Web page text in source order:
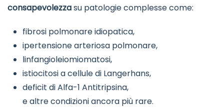
consapevolezzasu patologie complesse come:
fibrosi polmonare idiopatica,
ipertensione arteriosa polmonare,
linfangioleiomiomatosi,
istiocitosi a cellule di Langerhans,
deficit di Alfa-1 Antitripsina,
e altre condizioni ancora più rare.